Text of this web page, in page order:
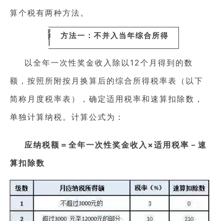
算个税有两种方法。
方法一：不并入当年综合所得
以 全年一次性奖金收入除以12个月得到的数
额，按照所附按月换算后的综合所得税率表（以下
简称月度税率表），确定适用税率和速算扣除数，
单独计算纳税。 计算公式为：
应纳税额＝全年一次性奖金收入×适用税率－速
算扣除数